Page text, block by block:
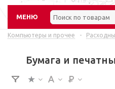
МЕНЮ
Компьютеры и прочее -
Бумага и